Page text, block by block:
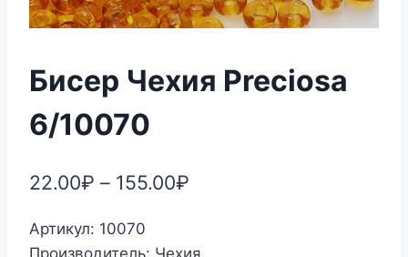
Бисер Чехия Preciosa
6/10070
22.00₽ – 155.00₽
Артикул: 10070
Производитель: Чехия